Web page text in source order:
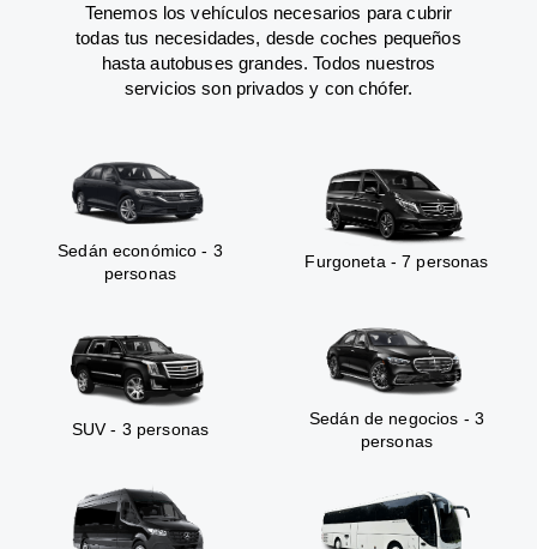
Tenemos los vehículos necesarios para cubrir
todas tus necesidades, desde coches pequeños
hasta autobuses grandes. Todos nuestros
servicios son privados y con chófer.
Sedán económico - 3
personas
Furgoneta - 7 personas
SUV - 3 personas
Sedán de negocios - 3
personas